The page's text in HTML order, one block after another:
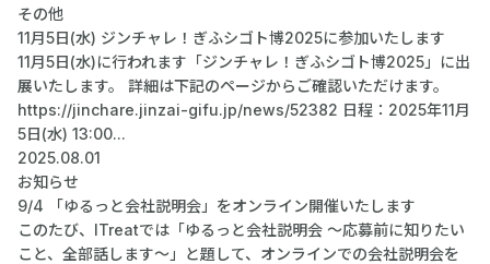
その他
11月5日(水) ジンチャレ！ぎふシゴト博2025に参加いたします
11月5日(水)に行われます「ジンチャレ！ぎふシゴト博2025」に出
展いたします。 詳細は下記のページからご確認いただけます。
https://jinchare.jinzai-gifu.jp/news/52382 日程：2025年11月
5日(水) 13:00...
2025.08.01
お知らせ
9/4 「ゆるっと会社説明会」をオンライン開催いたします
このたび、ITreatでは「ゆるっと会社説明会 〜応募前に知りたい
こと、全部話します〜」と題して、オンラインでの会社説明会を